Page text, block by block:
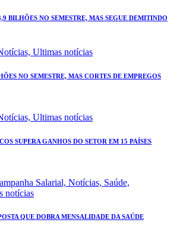
BILHÕES NO SEMESTRE, MAS SEGUE DEMITINDO
Ultimas notícias
NO SEMESTRE, MAS CORTES DE EMPREGOS
Ultimas notícias
SUPERA GANHOS DO SETOR EM 15 PAÍSES
Salarial, Notícias, Saúde,
notícias
QUE DOBRA MENSALIDADE DA SAÚDE